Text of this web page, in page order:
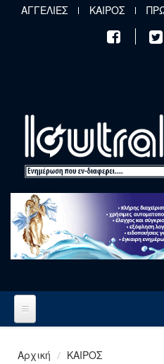
Παράκαμψη προς το κυρίως
ΑΓΓΕΛΙΕΣ ΚΑΙΡΟΣ
Αρχική ΚΑΙΡΟΣ